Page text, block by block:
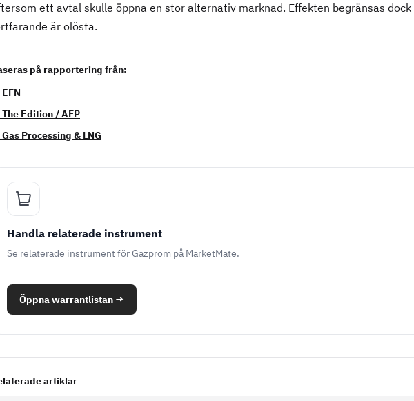
ett avtal skulle öppna en stor alternativ marknad. Effekten begränsas
är olösta.
på rapportering från:
Edition / AFP
Processing & LNG
Handla relaterade instrument
Se relaterade instrument för Gazprom på MarketMate.
Öppna warrantlistan →
artiklar